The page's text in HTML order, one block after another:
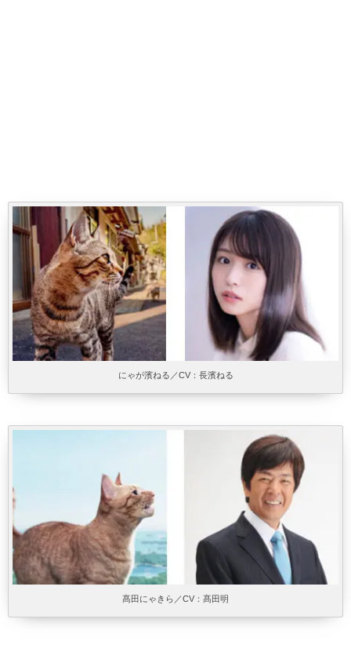
にゃが濱ねる／CV：長濱ねる
髙田にゃきら／CV：髙田明